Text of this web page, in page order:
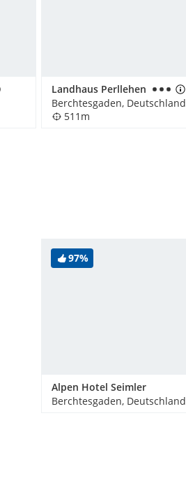
Landhaus Perllehen
Berchtesgaden, Deutschland
511m
97%
Alpen Hotel Seimler
Berchtesgaden, Deutschland